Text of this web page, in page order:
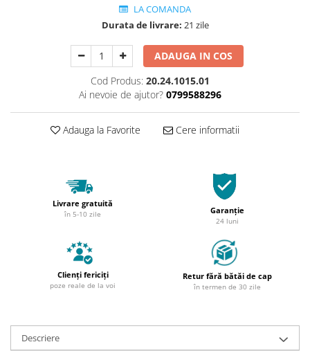
LA COMANDA
Durata de livrare: 21 zile
ADAUGA IN COS
Cod Produs: 20.24.1015.01
Ai nevoie de ajutor? 0799588296
Adauga la Favorite Cere informatii
Livrare gratuită
în 5-10 zile Garanție
24 luni
Clienți fericiți
poze reale de la voi
Retur fără bătăi de cap
în termen de 30 zile
Descriere